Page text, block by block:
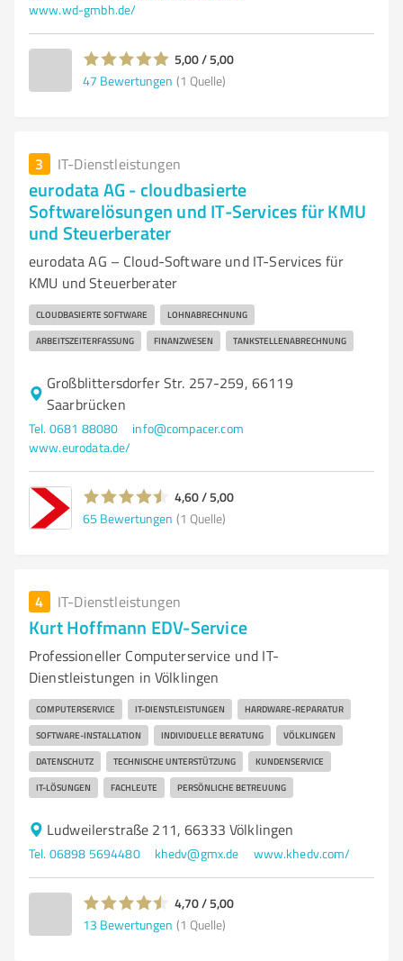
www.wd-gmbh.de/
5,00 / 5,00
47 Bewertungen (1 Quelle)
3 IT-Dienstleistungen
eurodata AG - cloudbasierte
Softwarelösungen und IT-Services für KMU
und Steuerberater
eurodata AG – Cloud-Software und IT-Services für
KMU und Steuerberater
CLOUDBASIERTE SOFTWARE LOHNABRECHNUNG
ARBEITSZEITERFASSUNG FINANZWESEN TANKSTELLENABRECHNUNG
Großblittersdorfer Str. 257-259, 66119
Saarbrücken
Tel. 0681 88080
info@compacer.com
www.eurodata.de/
4,60 / 5,00
65 Bewertungen (1 Quelle)
4 IT-Dienstleistungen
Kurt Hoffmann EDV-Service
Professioneller Computerservice und IT-
Dienstleistungen in Völklingen
COMPUTERSERVICE IT-DIENSTLEISTUNGEN HARDWARE-REPARATUR
SOFTWARE-INSTALLATION INDIVIDUELLE BERATUNG VÖLKLINGEN
DATENSCHUTZ TECHNISCHE UNTERSTÜTZUNG KUNDENSERVICE
IT-LÖSUNGEN FACHLEUTE PERSÖNLICHE BETREUUNG
Ludweilerstraße 211, 66333 Völklingen
Tel. 06898 5694480 khedv@gmx.de www.khedv.com/
4,70 / 5,00
13 Bewertungen (1 Quelle)